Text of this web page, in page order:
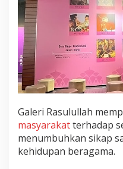
Galeri Rasulullah
masyarakatterhadap
menumbuhkan sikap
kehidupan beragama.